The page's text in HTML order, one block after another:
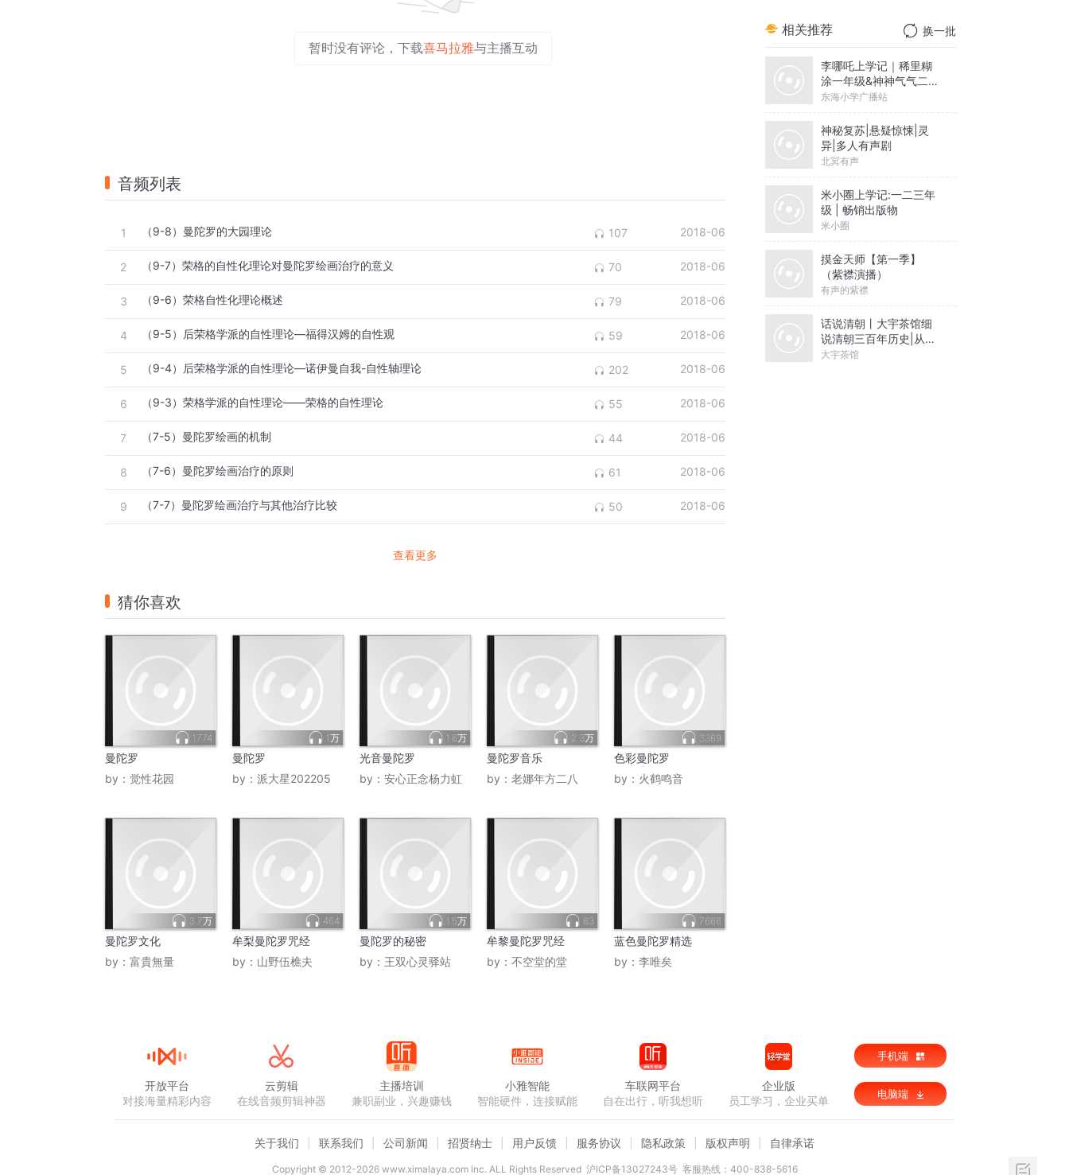
暂时没有评论，下载喜马拉雅与主播互动
音频列表
1 （9-8）曼陀罗的大园理论 107 2018-06
2 （9-7）荣格的自性化理论对曼陀罗绘画治疗的意义 70 2018-06
3 （9-6）荣格自性化理论概述 79 2018-06
4 （9-5）后荣格学派的自性理论—福得汉姆的自性观 59 2018-06
5 （9-4）后荣格学派的自性理论—诺伊曼自我-自性轴理论 202 2018-06
6 （9-3）荣格学派的自性理论——荣格的自性理论 55 2018-06
7 （7-5）曼陀罗绘画的机制 44 2018-06
8 （7-6）曼陀罗绘画治疗的原则 61 2018-06
9 （7-7）曼陀罗绘画治疗与其他治疗比较 50 2018-06
查看更多
猜你喜欢
1774
曼陀罗
by： 觉性花园
1万
曼陀罗
by： 派大星202205
1.6万
光音曼陀罗
by： 安心正念杨力虹
2.3万
曼陀罗音乐
by： 老娜年方二八
3369
色彩曼陀罗
by： 火鹤鸣音
3.7万
曼陀罗文化
by： 富貴無量
464
牟梨曼陀罗咒经
by： 山野伍樵夫
1.5万
曼陀罗的秘密
by： 王双心灵驿站
63
牟黎曼陀罗咒经
by： 不空堂的堂
7666
蓝色曼陀罗精选
by： 李唯矣
相关推荐 换一批
李哪吒上学记｜稀里糊
涂一年级&神神气气二年
级
东海小学广播站
神秘复苏|悬疑惊悚|灵
异|多人有声剧
北冥有声
米小圈上学记:一二三年
级 | 畅销出版物
米小圈
摸金天师【第一季】
（紫襟演播）
有声的紫襟
话说清朝丨大宇茶馆细
说清朝三百年历史|从努
尔哈赤到末代皇帝溥仪|
大宇茶馆
开放平台
对接海量精彩内容
云剪辑
在线音频剪辑神器
主播培训
兼职副业，兴趣赚钱
小雅智能
智能硬件，连接赋能
车联网平台
自在出行，听我想听
企业版
员工学习，企业买单
手机端
电脑端
关于我们 联系我们 公司新闻 招贤纳士 用户反馈 服务协议 隐私政策 版权声明 自律承诺
Copyright © 2012-2026www.ximalaya.com lnc. ALL Rights Reserved 沪ICP备13027243号 客服热线：400-838-5616